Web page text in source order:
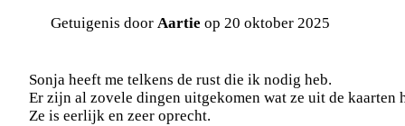
Getuigenis door Aartie op 20 oktober 2025
Sonja heeft me telkens de rust die ik nodig heb.
Er zijn al zovele dingen uitgekomen wat ze uit de kaarten
Ze is eerlijk en zeer oprecht.